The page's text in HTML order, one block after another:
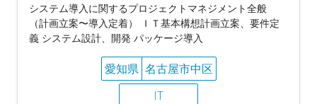
システム導入に関するプロジェクトマネジメント全般
（計画立案〜導入定着） ＩＴ基本構想計画立案、要件定
義 システム設計、開発 パッケージ導入
愛知県 名古屋市中区
IT